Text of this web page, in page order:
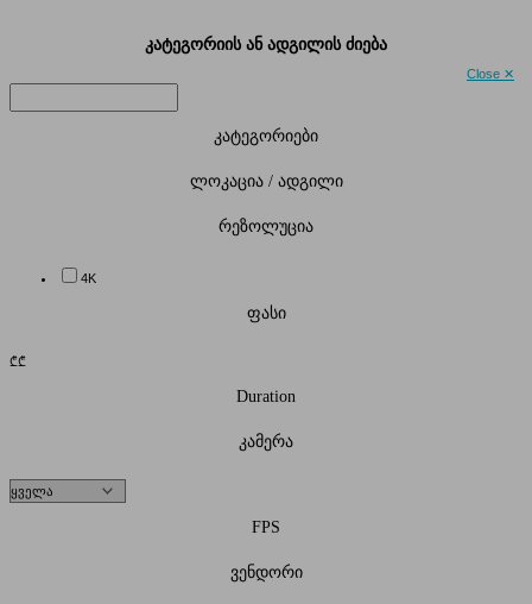
Close ✕
კატეგორიის ან ადგილის ძიება
კატეგორიები
ლოკაცია / ადგილი
რეზოლუცია
4K
ფასი
₾₾
Duration
კამერა
FPS
ვენდორი